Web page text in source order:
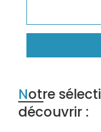
Notre sélection de produit à
découvrir :